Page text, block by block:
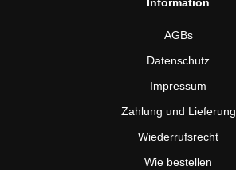
AGBs
Datenschutz
Impressum
Zahlung und Lieferung
Wiederrufsrecht
Wie bestellen